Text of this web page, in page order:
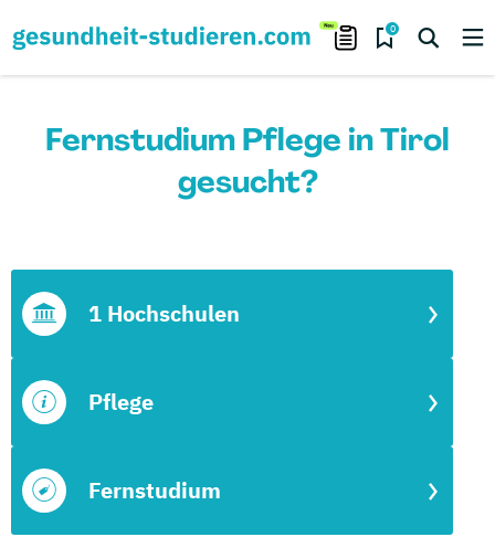
0
Fernstudium Pflege in Tirol
gesucht?
Fernstudium
Pflege
1 Hochschulen